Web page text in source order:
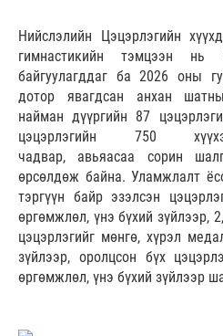
Нийслэлийн Цэцэрлэгийн
гимнастикийн тэмцээн
байгуулагддаг ба 2026 оны
дотор явагдсан анхан
найман дүүргийн 87
цэцэрлэгийн 750
чадвар, авьяасаа сорин
өрсөлдөж байна. Уламжлалт
тэргүүн байр эзэлсэн
өргөмжлөл, үнэ бүхий зүйлээр,
цэцэрлэгийг мөнгө, хүрэл
зүйлээр, оролцсон бүх
өргөмжлөл, үнэ бүхий зүйлээр